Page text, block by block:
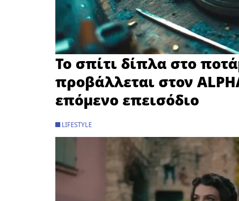
Το σπίτι δίπλα στο
προβάλλεται στον
επόμενο επεισόδιο
LIFESTYLE